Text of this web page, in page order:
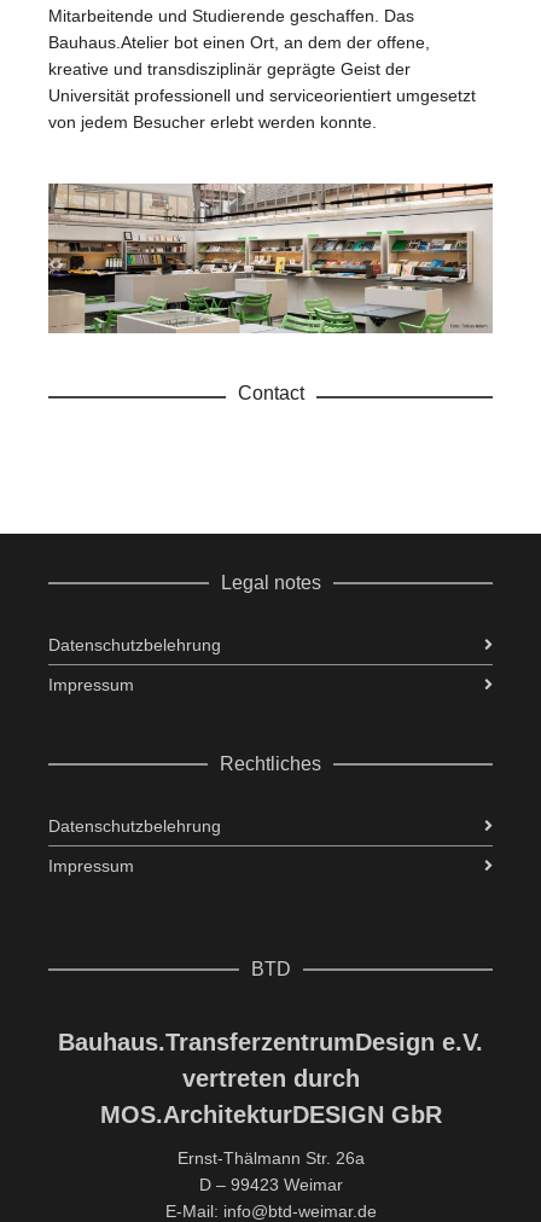
Mitarbeitende und Studierende geschaffen. Das
Bauhaus.Atelier bot einen Ort, an dem der offene,
kreative und transdisziplinär geprägte Geist der
Universität professionell und serviceorientiert umgesetzt
von jedem Besucher erlebt werden konnte.
Contact
Legal notes
Datenschutzbelehrung
Impressum
Rechtliches
Datenschutzbelehrung
Impressum
BTD
Bauhaus.TransferzentrumDesign e.V.
vertreten durch
MOS.ArchitekturDESIGN GbR
Ernst-Thälmann Str. 26a
D – 99423 Weimar
E-Mail: info@btd-weimar.de